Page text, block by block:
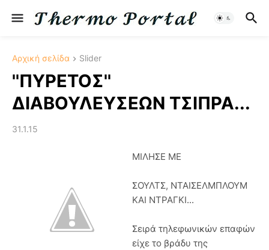
Αρχική σελίδα Slider
''ΠΥΡΕΤΟΣ''
ΔΙΑΒΟΥΛΕΥΣΕΩΝ ΤΣΙΠΡΑ...
31.1.15
ΜΙΛΗΣΕ ΜΕ
ΣΟΥΛΤΣ, ΝΤΑΙΣΕΛΜΠΛΟΥΜ
ΚΑΙ ΝΤΡΑΓΚΙ...
Σειρά τηλεφωνικών επαφών
είχε το βράδυ της